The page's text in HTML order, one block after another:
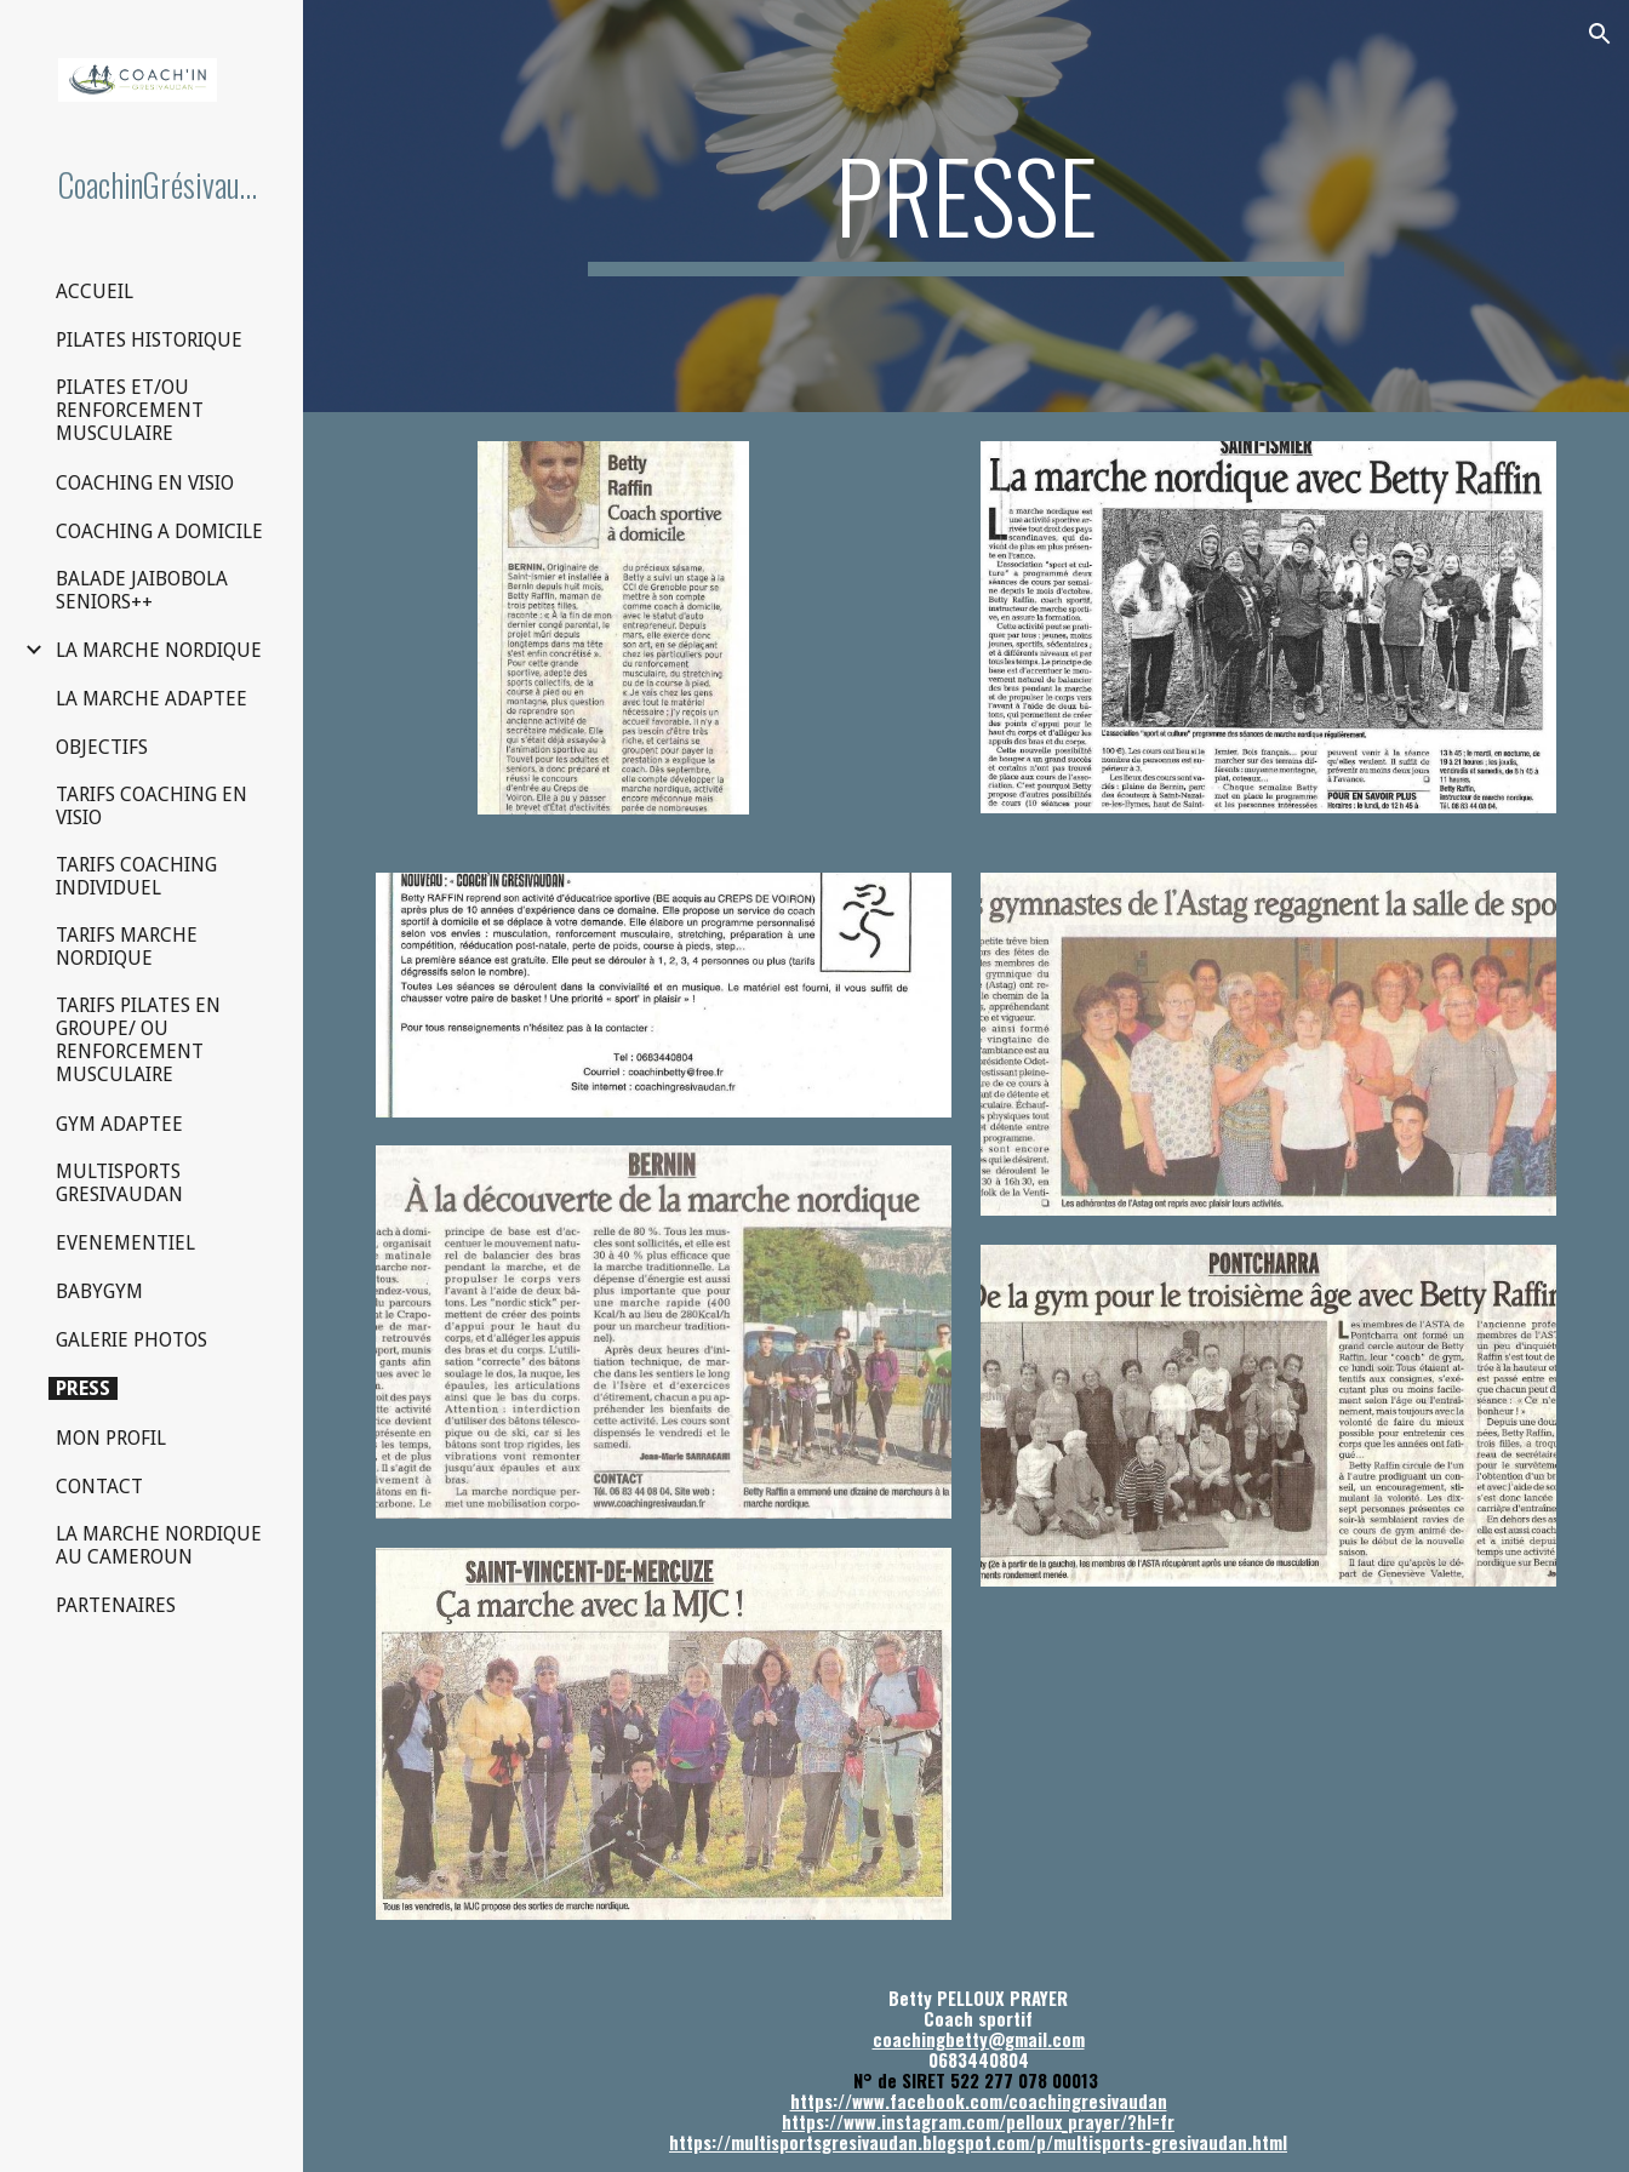
Skip to main content Skip to navigation
CoachinGrésivaudan
ACCUEIL
PILATES HISTORIQUE
PILATES ET/OU
RENFORCEMENT
MUSCULAIRE
COACHING EN VISIO
COACHING A DOMICILE
BALADE JAIBOBOLA
SENIORS++
LA MARCHE NORDIQUE
LA MARCHE ADAPTEE
OBJECTIFS
TARIFS COACHING EN
VISIO
TARIFS COACHING
INDIVIDUEL
TARIFS MARCHE
NORDIQUE
TARIFS PILATES EN
GROUPE/ OU
RENFORCEMENT
MUSCULAIRE
GYM ADAPTEE
MULTISPORTS
GRESIVAUDAN
EVENEMENTIEL
BABYGYM
GALERIE PHOTOS
PRESS
MON PROFIL
CONTACT
LA MARCHE NORDIQUE
AU CAMEROUN
PARTENAIRES
PRESSE
Betty PELLOUX PRAYER
Coach sportif
coachingbetty@gmail.com
0683440804
N° de SIRET 522 277 078 00013
https://www.facebook.com/coachingresivaudan
https://www.instagram.com/pelloux_prayer/?hl=fr
https://multisportsgresivaudan.blogspot.com/p/multisports-gresivaudan.html